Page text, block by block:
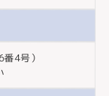
4号）